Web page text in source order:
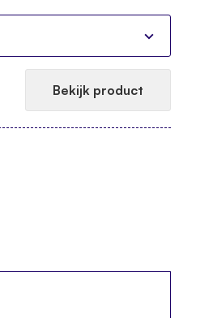
Bekijk product